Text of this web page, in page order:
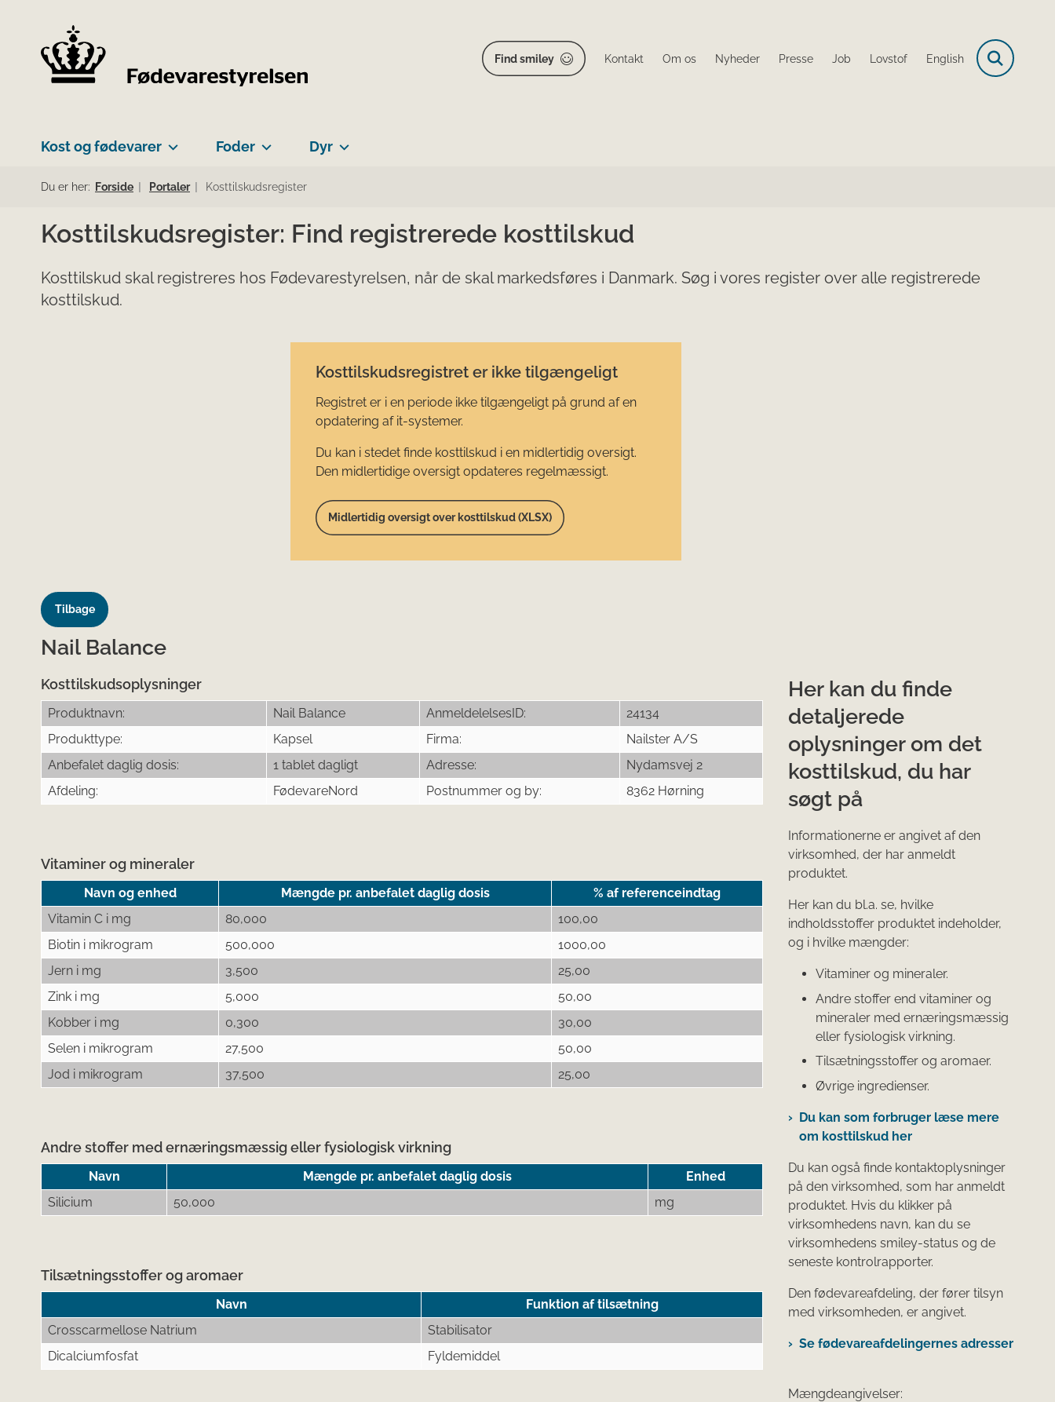
Find smiley Kontakt Om os Nyheder Presse Job Lovstof English
Kost og fødevarer Foder Dyr
Du er her: Forside Portaler Kosttilskudsregister
Kosttilskudsregister: Find registrerede kosttilskud
Kosttilskud skal registreres hos Fødevarestyrelsen, når de skal markedsføres i Danmark. Søg i vores register over alle registrerede
kosttilskud.
Kosttilskudsregistret er ikke tilgængeligt
Registret er i en periode ikke tilgængeligt på grund af en
opdatering af it-systemer.
Du kan i stedet finde kosttilskud i en midlertidig oversigt.
Den midlertidige oversigt opdateres regelmæssigt.
Midlertidig oversigt over kosttilskud (XLSX)
Tilbage
Nail Balance
Kosttilskudsoplysninger
Produktnavn: Nail Balance AnmeldelelsesID:
24134
Produkttype:
Kapsel Firma:
Nailster A/S
Anbefalet daglig dosis:
1 tablet dagligt Adresse:
Nydamsvej 2
Afdeling:
FødevareNord Postnummer og by: 8362 Hørning
Vitaminer og mineraler
Navn og enhed Mængde pr. anbefalet daglig dosis
% af referenceindtag
Vitamin C i mg
80,000
100,00
Biotin i mikrogram
500,000
1000,00
Jern i mg
3,500
25,00
Zink i mg
5,000
50,00
Kobber i mg
0,300
30,00
Selen i mikrogram
27,500
50,00
Jod i mikrogram
37,500 25,00
Andre stoffer med ernæringsmæssig eller fysiologisk virkning
Navn Mængde pr. anbefalet daglig dosis
Enhed
Silicium
50,000 mg
Tilsætningsstoffer og aromaer
Navn
Funktion af tilsætning
Crosscarmellose Natrium
Stabilisator
Dicalciumfosfat
Fyldemiddel
Her kan du finde
detaljerede
oplysninger om det
kosttilskud, du har
søgt på
Informationerne er angivet af den
virksomhed, der har anmeldt
produktet.
Her kan du bl.a. se, hvilke
indholdsstoffer produktet indeholder,
og i hvilke mængder:
Vitaminer og mineraler.
Andre stoffer end vitaminer og
mineraler med ernæringsmæssig
eller fysiologisk virkning.
Tilsætningsstoffer og aromaer.
Øvrige ingredienser.
Du kan som forbruger læse mere
om kosttilskud her
Du kan også finde kontaktoplysninger
på den virksomhed, som har anmeldt
produktet. Hvis du klikker på
virksomhedens navn, kan du se
virksomhedens smiley-status og de
seneste kontrolrapporter.
Den fødevareafdeling, der fører tilsyn
med virksomheden, er angivet.
Se fødevareafdelingernes adresser
Mængdeangivelser: